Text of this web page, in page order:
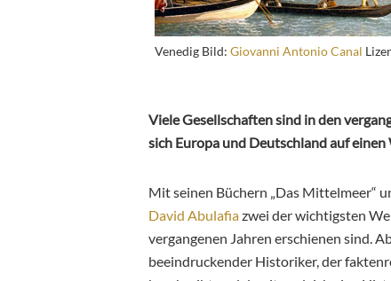
Venedig Bild: Giovanni Antonio Canal
Viele Gesellschaften sind in den
sich Europa und Deutschland auf einen
Mit seinen Büchern „Das Mittelmeer“
David Abulafiazwei der wichtigsten
vergangenen Jahren erschienen sind.
beeindruckender Historiker, der